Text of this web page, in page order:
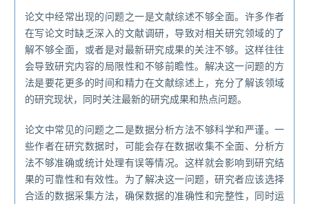
论文中经常出现的问题之一是文献综述不够全面。许多作者
在写论文时缺乏深入的文献调研，导致对相关研究领域的了
解不够全面，或者是对最新研究成果的关注不够。这样往往
会导致研究内容的局限性和不够前瞻性。解决这一问题的方
法是要花更多的时间和精力在文献综述上，充分了解该领域
的研究现状，同时关注最新的研究成果和热点问题。
论文中常见的问题之二是数据分析方法不够科学和严谨。一
些作者在研究数据时，可能会存在数据收集不全面、分析方
法不够准确或统计处理有误等情况。这样就会影响到研究结
果的可靠性和有效性。为了解决这一问题，研究者应该选择
合适的数据采集方法，确保数据的准确性和完整性，同时运